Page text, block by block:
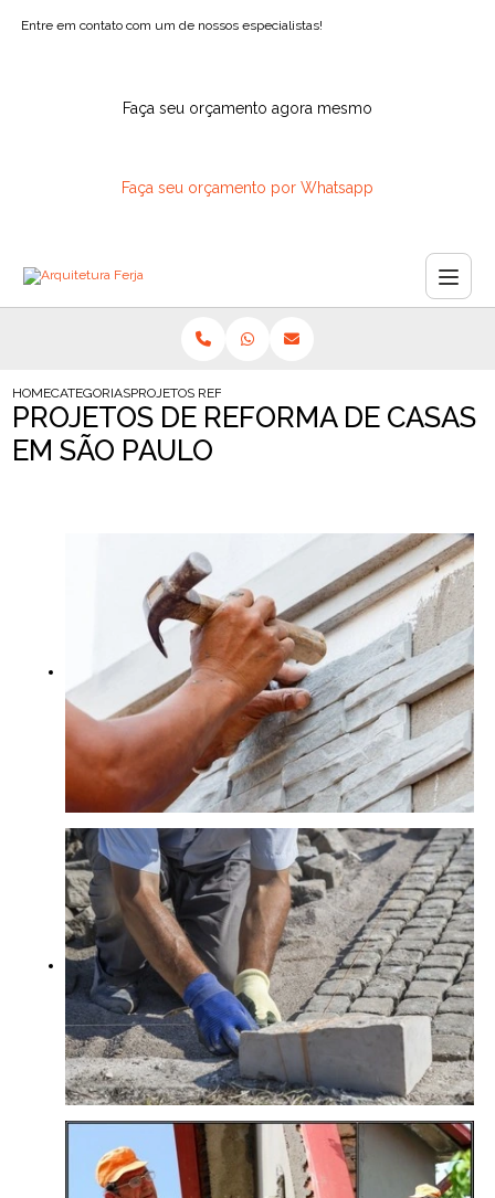
Entre em contato com um de nossos especialistas!
Faça seu orçamento agora mesmo
Faça seu orçamento por Whatsapp
HOMECATEGORIASPROJETOS REFORMA CASAS SAO PAULO
PROJETOS DE REFORMA DE CASAS
EM SÃO PAULO